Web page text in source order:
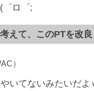
゜ロ゜;
えて、このPTを改
）
いてないみたいだよ